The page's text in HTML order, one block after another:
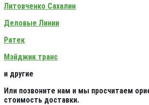
Литовченко Сахалин
Деловые Линии
Ратек
Мэйджик транс
и другие
Или позвоните нам и мы просчитаем
стоимость доставки.